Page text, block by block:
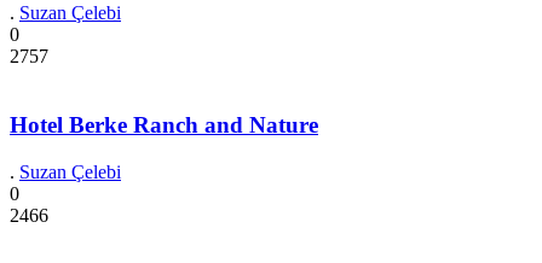
. Suzan Çelebi
0
2757
Hotel Berke Ranch and Nature
. Suzan Çelebi
0
2466